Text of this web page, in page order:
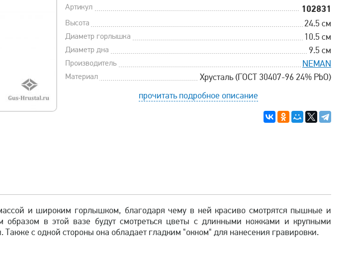
Артикул 102831
Высота 24.5 см
Диаметр горлышка 10.5 см
Диаметр дна 9.5 см
Производитель NEMAN
Материал
Хрусталь (ГОСТ 30407-96 24% PbO)
прочитать подробное описание
и широким горлышком, благодаря чему в ней красиво смотрятся пышные и
в этой вазе будут смотреться цветы с длинными ножками и крупными
с одной стороны она обладает гладким "окном" для нанесения гравировки.